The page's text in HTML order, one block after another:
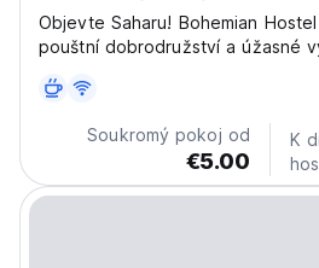
Objevte Saharu! Bohemian
pouštní dobrodružství a úžasné
ponoření. (Auto-translated from
Soukromý pokoj od
€5.00
K